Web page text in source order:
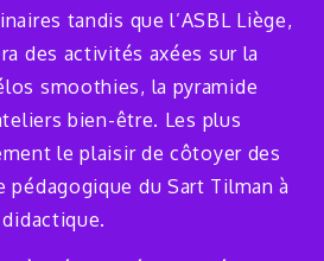
tandis que l’ASBL Liège,
des activités axées sur la
smoothies, la pyramide
bien-être. Les plus
le plaisir de côtoyer des
pédagogique du Sart Tilman à